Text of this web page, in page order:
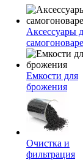
Аксессуары
Емкости для
брожения
Очистка и
фильтрация